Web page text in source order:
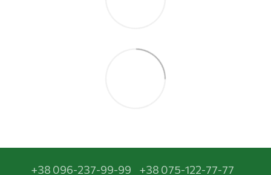
+38 096-237-99-99 +38 075-122-77-77